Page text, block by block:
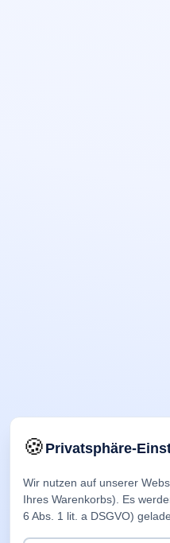
🍪Privatsphäre-
Wir nutzen auf unserer
Ihres Warenkorbs). Es
6 Abs. 1 lit. a DSGVO)